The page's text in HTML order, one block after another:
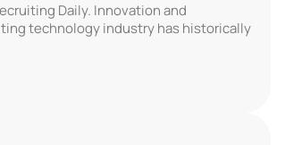
Daily. Innovation and
technology industry has historically